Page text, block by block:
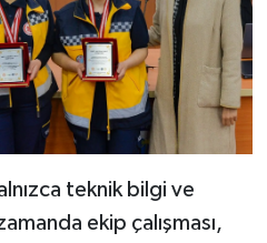
teknik bilgi ve
ekip çalışması,